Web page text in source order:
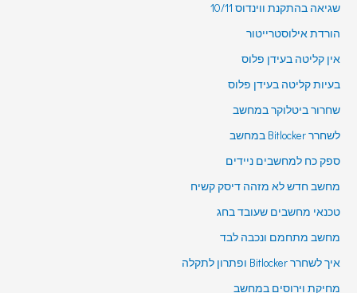
שגיאה בהתקנת ווינדוס 10/11
הורדת אילוסטרייטור
אין קליטה בעידן פלוס
בעיות קליטה בעידן פלוס
שחרור ביטלוקר במחשב
לשחרר Bitlocker במחשב
ספק כח למחשבים ניידים
מחשב חדש לא מזהה דיסק קשיח
טכנאי מחשבים שעובד בחג
מחשב מתחמם ונכבה לבד
איך לשחרר Bitlocker ופתרון לתקלה
מחיקת וירוסים במחשב